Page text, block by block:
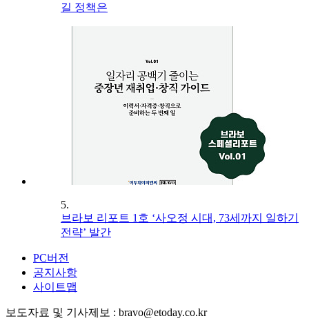
길 정책은
5.
브라보 리포트 1호 ‘사오정 시대, 73세까지 일하기
전략’ 발간
PC버전
공지사항
사이트맵
보도자료 및 기사제보 : bravo@etoday.co.kr